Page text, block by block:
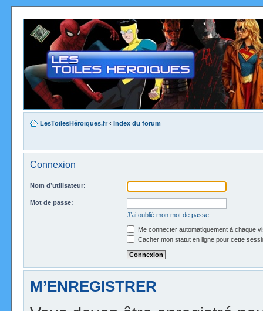
LesToilesHéroïques.fr ‹ Index du forum
Connexion
Nom d’utilisateur:
Mot de passe:
J’ai oublié mon mot de passe
Me connecter automatiquement à chaque
Cacher mon statut en ligne pour cette
M’ENREGISTRER